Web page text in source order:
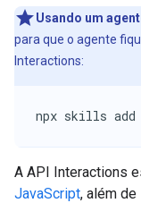
Usando um
para que o agente
Interactions:
npx skills
A API Interactions
JavaScript, além de